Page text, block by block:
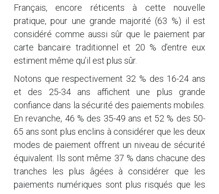
Français, encore réticents à cette nouvelle
pratique, pour une grande majorité (63 %) il est
considéré comme aussi sûr que le paiement par
carte bancaire traditionnel et 20 % d’entre eux
estiment même qu’il est plus sûr.
Notons que respectivement 32 % des 16-24 ans
et des 25-34 ans affichent une plus grande
confiance dans la sécurité des paiements mobiles.
En revanche, 46 % des 35-49 ans et 52 % des 50-
65 ans sont plus enclins à considérer que les deux
modes de paiement offrent un niveau de sécurité
équivalent. Ils sont même 37 % dans chacune des
tranches les plus âgées à considérer que les
paiements numériques sont plus risqués que les